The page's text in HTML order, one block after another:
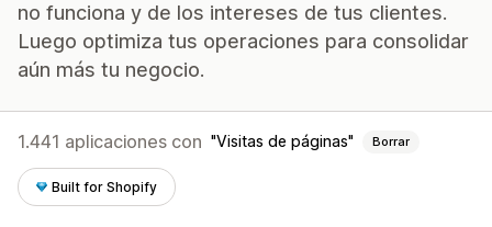
no funciona y de los intereses de tus clientes.
Luego optimiza tus operaciones para consolidar
aún más tu negocio.
1.441 aplicaciones con Visitas de páginas Borrar
Built for Shopify